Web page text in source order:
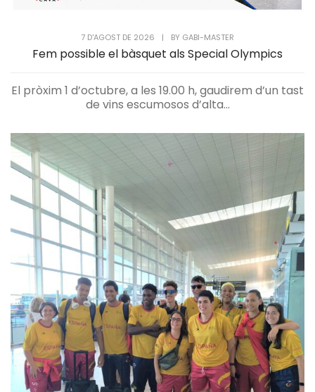
7 D'AGOST DE 2026 | BY GABI-MASTER
Fem possible el bàsquet als Special Olympics
El pròxim 1 d’octubre, a les 19.00 h, gaudirem d’un tast
de vins escumosos d’alta...